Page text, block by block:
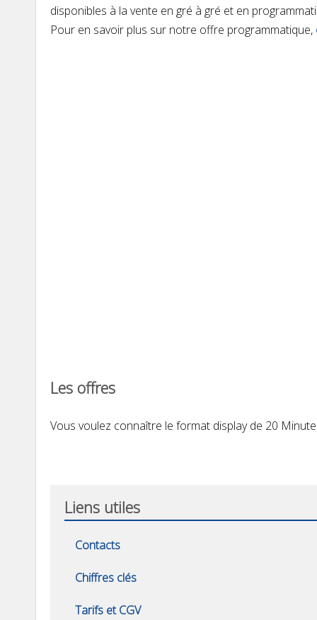
disponibles à la vente en gré à gré et en
Pour en savoir plus sur notre offre programmatique,
Les offres
Vous voulez connaître le format display de 20
Liens utiles
Contacts
Chiffres clés
Tarifs et CGV